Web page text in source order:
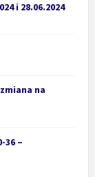
i 28.06.2024
na
36 –